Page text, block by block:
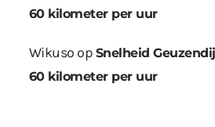
Nieuwe bomen
Stationsplein
Wat er in kan,
60 kilometer per uur
Wikuso op Snelheid
60 kilometer per uur